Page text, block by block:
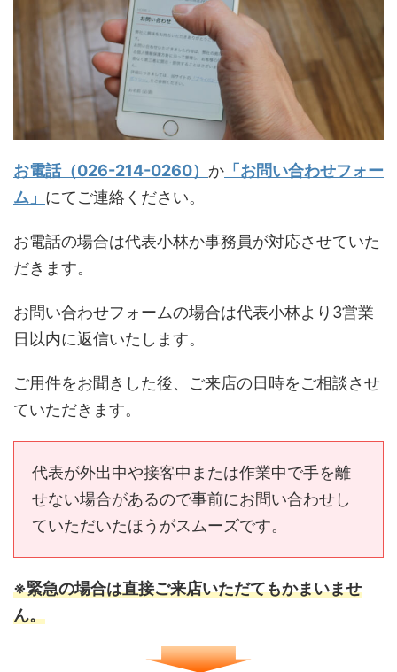
お電話（026-214-0260） か 「お問い合わせフォー
ム」 にてご連絡ください。
お電話の場合は代表小林か事務員が対応させていた
だきます。
お問い合わせフォームの場合は代表小林より3営業
日以内に返信いたします。
ご用件をお聞きした後、ご来店の日時をご相談させ
ていただきます。
代表が外出中や接客中または作業中で手を離
せない場合があるので事前にお問い合わせし
ていただいたほうがスムーズです。
※緊急の場合は直接ご来店いただてもかまいませ
ん。